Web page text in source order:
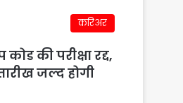
करिअर
की परीक्षा रद्द,
जल्द होगी